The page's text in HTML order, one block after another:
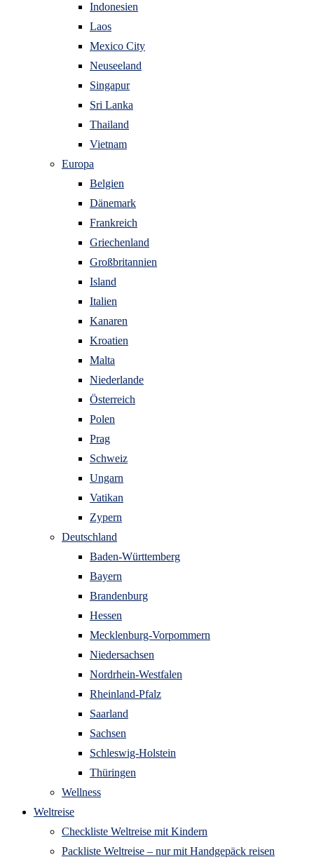
Indonesien
Laos
Mexico City
Neuseeland
Singapur
Sri Lanka
Thailand
Vietnam
Europa
Belgien
Dänemark
Frankreich
Griechenland
Großbritannien
Island
Italien
Kanaren
Kroatien
Malta
Niederlande
Österreich
Polen
Prag
Schweiz
Ungarn
Vatikan
Zypern
Deutschland
Baden-Württemberg
Bayern
Brandenburg
Hessen
Mecklenburg-Vorpommern
Niedersachsen
Nordrhein-Westfalen
Rheinland-Pfalz
Saarland
Sachsen
Schleswig-Holstein
Thüringen
Wellness
Weltreise
Checkliste Weltreise mit Kindern
Packliste Weltreise – nur mit Handgepäck reisen